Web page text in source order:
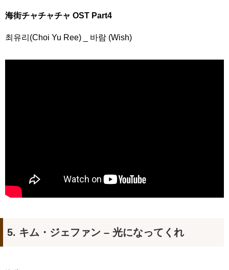
海街チャチャチャ OST Part4
최유리(Choi Yu Ree) _ 바람 (Wish)
5. キム・ジェファン – 光になってくれ